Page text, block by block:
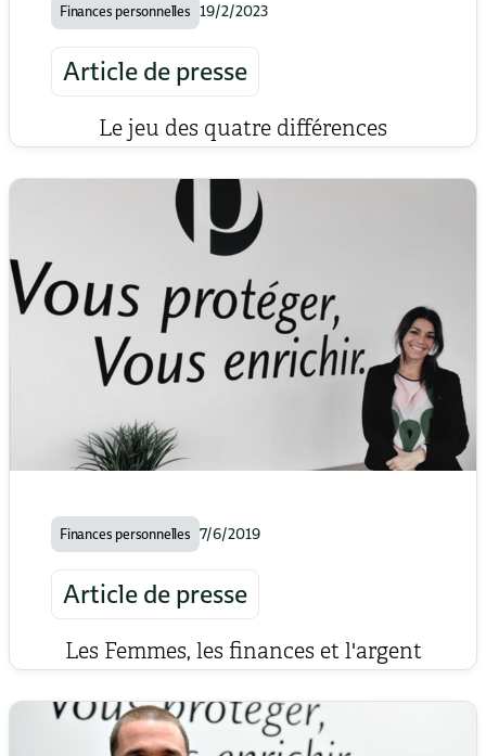
Finances personnelles 19/2/2023
Article de presse
Le jeu des quatre différences
Finances personnelles 7/6/2019
Article de presse
Les Femmes, les finances et l'argent